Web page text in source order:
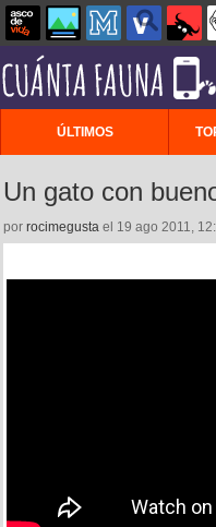
ÚLTIMOS
Un gato con
por rocimegusta el 19 ago 2011,